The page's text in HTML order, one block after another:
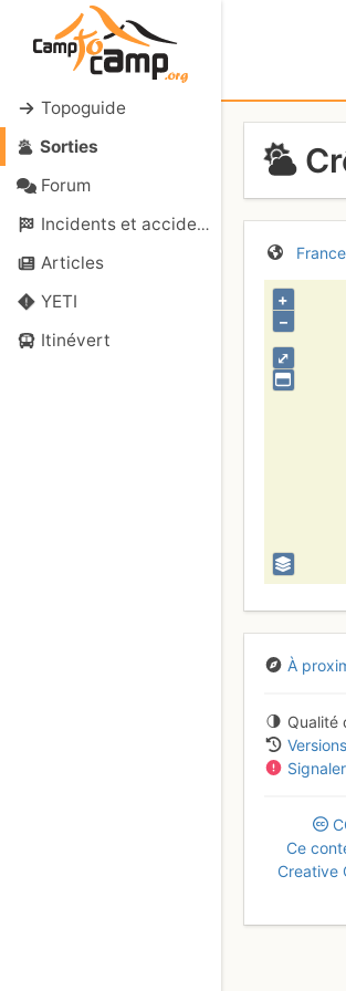
Topoguide
Sorties
Forum
Incidents et accidents
Articles
YETI
Itinévert
France
⤢
+
–
À
Qualité
Versions
Ce
Creative